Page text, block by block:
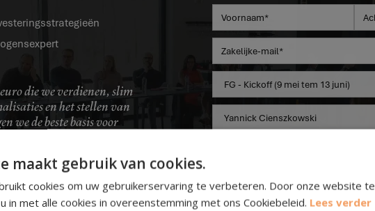
die we verdienen, slim
en het stellen van
we de beste basis voor
maakt gebruik van cookies.
cookies om uw gebruikerservaring te verbeteren. Door onze website te
in met alle cookies in overeenstemming met ons Cookiebeleid. Lees verder